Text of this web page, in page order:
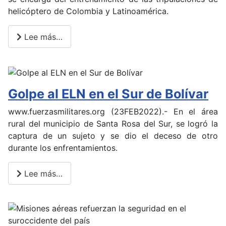
helicóptero de Colombia y Latinoamérica.
Lee más…
Golpe al ELN en el Sur de Bolívar
www.fuerzasmilitares.org (23FEB2022).- En el área
rural del municipio de Santa Rosa del Sur, se logró la
captura de un sujeto y se dio el deceso de otro
durante los enfrentamientos.
Lee más…